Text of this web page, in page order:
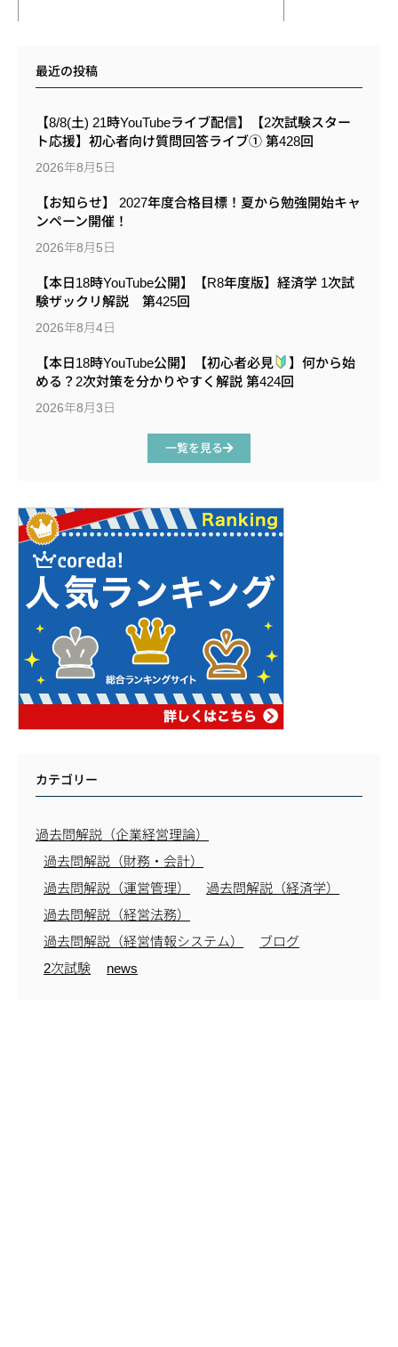
最近の投稿
【8/8(土) 21時YouTubeライブ配信】【2次試験スター
ト応援】初心者向け質問回答ライブ① 第428回
2026年8月5日
【お知らせ】 2027年度合格目標！夏から勉強開始キャ
ンペーン開催！
2026年8月5日
【本日18時YouTube公開】【R8年度版】経済学 1次試
験ザックリ解説 第425回
2026年8月4日
【本日18時YouTube公開】【初心者必見
】何から始
める？2次対策を分かりやすく解説 第424回
2026年8月3日
一覧を見る
カテゴリー
過去問解説（企業経営理論）
過去問解説（財務・会計）
過去問解説（運営管理）
過去問解説（経済学）
過去問解説（経営法務）
過去問解説（経営情報システム）
ブログ
2次試験
news